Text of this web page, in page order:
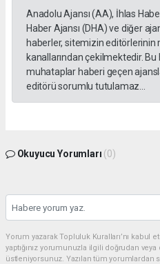
Anadolu Ajansı (AA), İhlas
Haber Ajansı (DHA) ve diğer
haberler, sitemizin
kanallarından çekilmektedir.
muhataplar haberi geçen
editörü sorumlu tutulamaz...
Okuyucu Yorumları (0)
Yorum yazarak Topluluk Kuralları’nı
yaptığınız yorumunuzla ilgili doğrudan
üstleniyorsunuz. Yazılan tüm